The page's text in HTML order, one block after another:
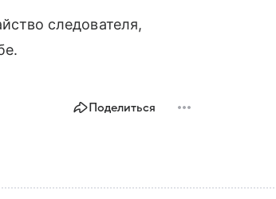
следователя,
Поделиться